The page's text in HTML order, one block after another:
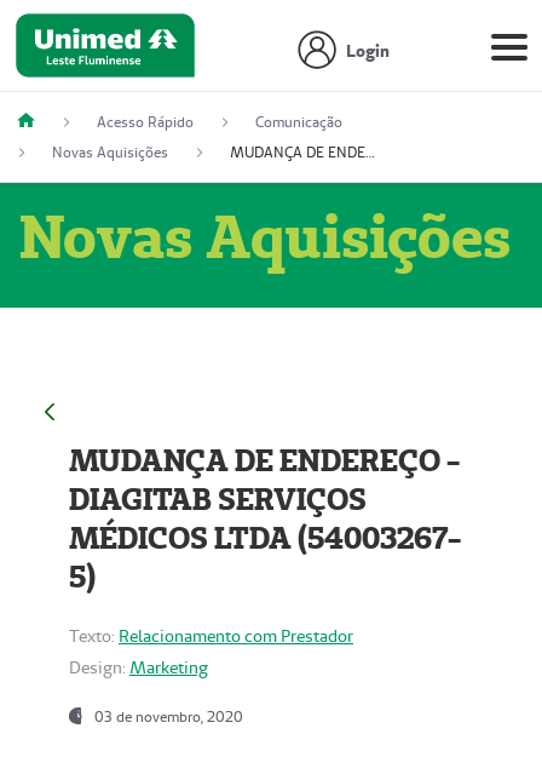
Login
Acesso Rápido
Comunicação
Novas Aquisições
MUDANÇA DE ENDEREÇO - DIAGITAB SERVIÇOS MÉDICOS LTDA (54003267-5)
Novas Aquisições
MUDANÇA DE ENDEREÇO -
DIAGITAB SERVIÇOS
MÉDICOS LTDA (54003267-
5)
Texto: Relacionamento com Prestador
Design: Marketing
03 de novembro, 2020